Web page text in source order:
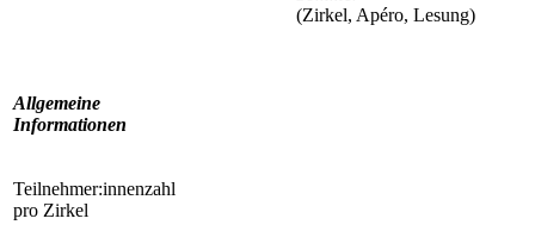
(Zirkel, Apéro, Lesung)
Allgemeine
Informationen
Teilnehmer:innenzahl
pro Zirkel